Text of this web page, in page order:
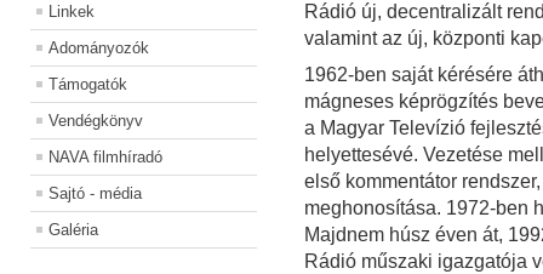
Linkek
Adományozók
Támogatók
Vendégkönyv
NAVA filmhíradó
Sajtó - média
Galéria
Rádió új, decentralizált
valamint az új, központi
1962-ben saját kérésére
mágneses képrögzítés
a Magyar Televízió
helyettesévé. Vezetése
első kommentátor
meghonosítása. 1972-ben
Majdnem húsz éven át,
Rádió műszaki igazgatója